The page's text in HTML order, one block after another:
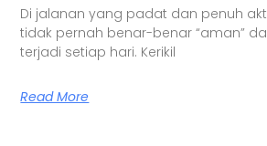
Di jalanan yang padat dan penuh
tidak pernah benar-benar “aman”
terjadi setiap hari. Kerikil
Read More